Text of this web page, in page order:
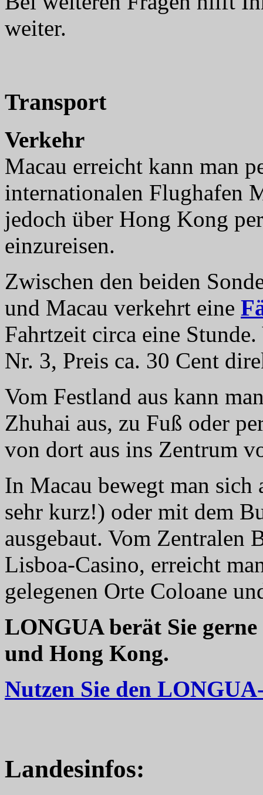
weiter.
Transport
Verkehr
Macau erreicht kann man
internationalen Flughafen
jedoch über Hong Kong
einzureisen.
Zwischen den beiden
und Macau verkehrt eine
Fahrtzeit circa eine
Nr. 3, Preis ca. 30 Cent
Vom Festland aus kann
Zhuhai aus, zu Fuß oder
von dort aus ins Zentrum
In Macau bewegt man sich
sehr kurz!) oder mit dem
ausgebaut. Vom Zentralen
Lisboa-Casino, erreicht
gelegenen Orte Coloane
LONGUA berät Sie
und Hong Kong.
Nutzen Sie den
Landesinfos: